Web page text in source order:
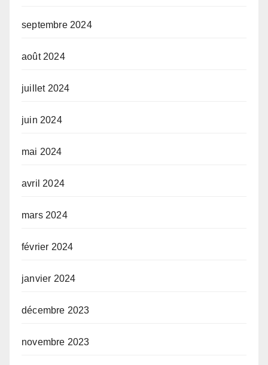
septembre 2024
août 2024
juillet 2024
juin 2024
mai 2024
avril 2024
mars 2024
février 2024
janvier 2024
décembre 2023
novembre 2023